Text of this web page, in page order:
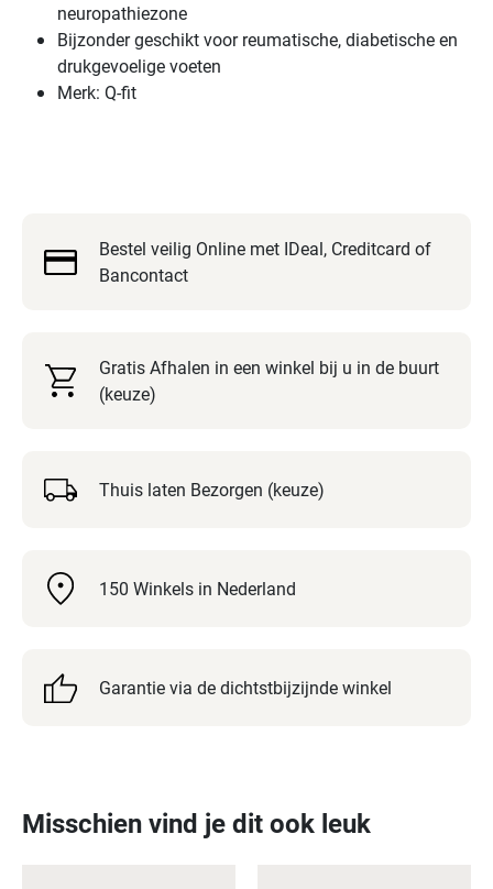
neuropathiezone
Bijzonder geschikt voor reumatische, diabetische en
drukgevoelige voeten
Merk: Q-fit
voorvoet
gemaakt
van
zacht
aanpast
voetvormen
zoals
artrose
voeten.
hierdoor
alle
wrijving.
Bestel veilig Online met IDeal, Creditcard of
Bancontact
Gratis Afhalen in een winkel bij u in de buurt
(keuze)
Thuis laten Bezorgen (keuze)
150 Winkels in Nederland
Garantie via de dichtstbijzijnde winkel
Misschien vind je dit ook leuk